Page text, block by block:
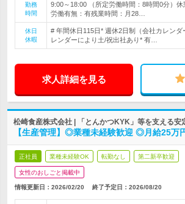
勤務
時間
9:00～18:00 （所定労働時間：8時間0分）
労働有無：有残業時間：月28…
休日
休暇
# 年間休日115日* 週休2日制（会社カレン
レンダーにより土/祝出社あり* 有…
求人詳細を見る
松崎食産株式会社 | 「とんかつKYK」等を支える安
【生産管理】◎業種未経験歓迎 ◎月給25万
正社員 業種未経験OK 転勤なし 第二新卒歓迎
女性のおしごと掲載中
情報更新日：2026/02/20 終了予定日： 2026/08/20